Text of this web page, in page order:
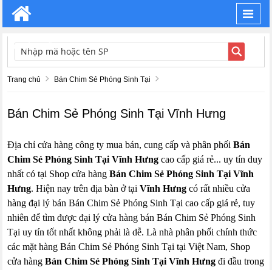
TÌM KIẾM
Trang chủ Bán Chim Sẻ Phóng Sinh Tại
Bán Chim Sẻ Phóng Sinh Tại Vĩnh Hưng
Địa chỉ cửa hàng công ty mua bán, cung cấp và phân phốiBán
Chim Sẻ Phóng Sinh Tại Vĩnh Hưng cao cấp giá rẻ... uy tín duy
nhất có tại Shop cửa hàngBán Chim Sẻ Phóng Sinh Tại Vĩnh
Hưng. Hiện nay trên địa bàn ở tạiVĩnh Hưng có rất nhiều cửa
hàng đại lý bán Bán Chim Sẻ Phóng Sinh Tại cao cấp giá rẻ, tuy
nhiên để tìm được đại lý cửa hàng bán Bán Chim Sẻ Phóng Sinh
Tại uy tín tốt nhất không phải là dễ. Là nhà phân phối chính thức
các mặt hàng Bán Chim Sẻ Phóng Sinh Tại tại Việt Nam, Shop
cửa hàngBán Chim Sẻ Phóng Sinh Tại Vĩnh Hưng đi đầu trong